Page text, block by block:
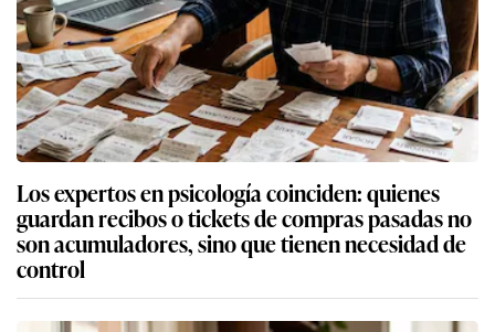
Los expertos en psicología coinciden: quienes
guardan recibos o tickets de compras pasadas no
son acumuladores, sino que tienen necesidad de
control